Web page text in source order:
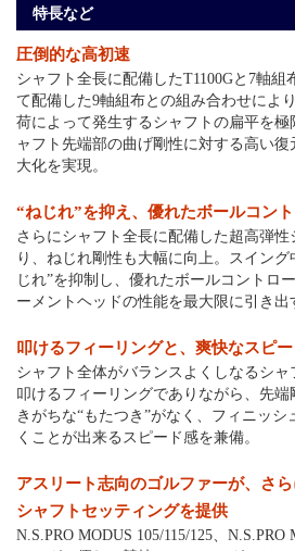
特長など
圧倒的な高初速
シャフト全長に配備したT1100Gと7軸
て配備した9軸組布との組み合わせによ
荷によって発生するシャフトの扁平を
ャフト先端部の曲げ剛性に対する高い
大化を実現。
“ねじれ”を抑え、優れたボールコン
さらにシャフト全長に配備した超高弾性
り、ねじれ剛性も大幅に向上。スイン
じれ”を抑制し、優れたボールコントロ
ーメントヘッドの性能を最大限に引き出
叩けるフィーリングと、爽快なスピ
シャフト全体がバランスよくしなるシャ
叩けるフィーリングでありながら、先
きがちな“もたつき”がなく、フィニッ
くことが出来るスピード感を兼備。
アスリート志向のゴルファーが、さ
シャフトセッティングを提供
N.S.PRO MODUS 105/115/125、